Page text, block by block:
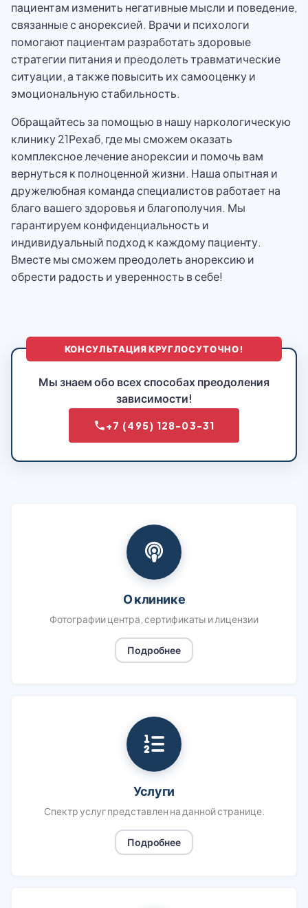
пациентам изменить негативные мысли и поведение,
связанные с анорексией. Врачи и психологи
помогают пациентам разработать здоровые
стратегии питания и преодолеть травматические
ситуации, а также повысить их самооценку и
эмоциональную стабильность.
Обращайтесь за помощью в нашу наркологическую
клинику 21Рехаб, где мы сможем оказать
комплексное лечение анорексии и помочь вам
вернуться к полноценной жизни. Наша опытная и
дружелюбная команда специалистов работает на
благо вашего здоровья и благополучия. Мы
гарантируем конфиденциальность и
индивидуальный подход к каждому пациенту.
Вместе мы сможем преодолеть анорексию и
обрести радость и уверенность в себе!
КОНСУЛЬТАЦИЯ КРУГЛОСУТОЧНО!
Мы знаем обо всех способах преодоления
зависимости!
+7 (495) 128-03-31
О клинике
Фотографии центра, сертификаты и лицензии
Подробнее
Услуги
Спектр услуг представлен на данной странице.
Подробнее